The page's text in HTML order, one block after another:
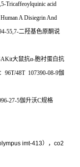
Tricaffeoylquinic acid
Human A Disiegrin And
55,7-二羟基色原酮说
大鼠抗α-胞衬蛋白抗
96T/48T 107390-08-9伽
27-5伽升沃C规格
imt-413）， co2